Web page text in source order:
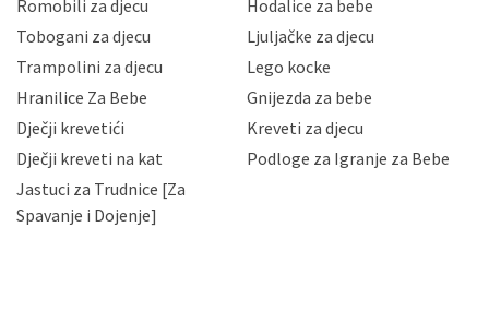
Vaših osobnih podataka te omogućava pristup i
priopćavanje osobnih podataka samo onim svojim
zaposlenicima kojima su isti potrebni radi provedbe
slučajevima koji su dozvoljeni zakonima. Napominjemo
da možete u svako doba, u potpunosti ili djelomice,
zatražiti prestanak aktivnosti obrade Vaših osobnih
podataka. Opoziv privole možete podnijeti poštom na
gore navedenu adresu ili e-mailom na adresu:
Romobili za djecu
Hodalice za bebe
Tobogani za djecu
Ljuljačke za djecu
Trampolini za djecu
Lego kocke
Hranilice Za Bebe
Gnijezda za bebe
Dječji krevetići
Kreveti za djecu
Dječji kreveti na kat
Podloge za Igranje za Bebe
Jastuci za Trudnice [Za
Spavanje i Dojenje]